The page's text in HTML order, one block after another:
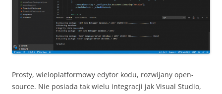
Prosty, wieloplatformowy edytor kodu, rozwijany open-
source. Nie posiada tak wielu integracji jak Visual Studio,